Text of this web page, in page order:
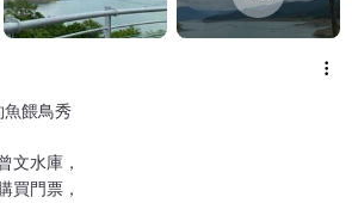
餵鳥秀
文水庫，
買門票，